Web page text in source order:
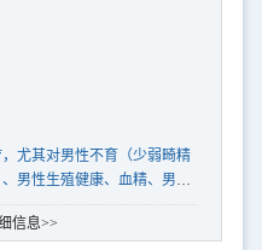
尤其对男性不育（少弱畸精
男性生殖健康、血精、男性
的临床经验
信息>>